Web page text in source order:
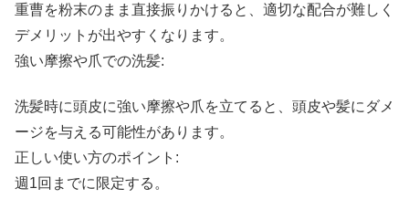
重曹を粉末のまま直接振りかけると、適切な配合が難しく
デメリットが出やすくなります。
強い摩擦や爪での洗髪:
洗髪時に頭皮に強い摩擦や爪を立てると、頭皮や髪にダメ
ージを与える可能性があります。
正しい使い方のポイント:
週1回までに限定する。